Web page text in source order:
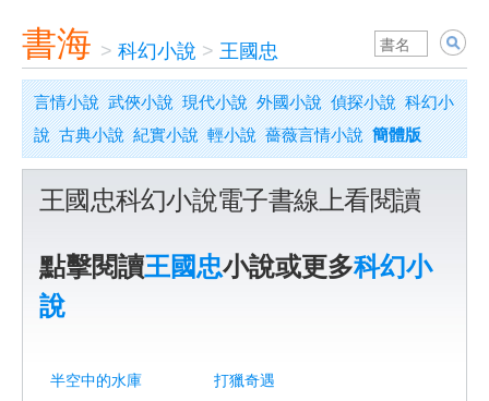
書海 > 科幻小說 > 王國忠
言情小說 武俠小說 現代小說 外國小說 偵探小說 科幻小
說 古典小說 紀實小說 輕小說 薔薇言情小說 簡體版
王國忠科幻小說電子書線上看閱讀
點擊閱讀王國忠小說或更多科幻小
說
半空中的水庫 打獵奇遇